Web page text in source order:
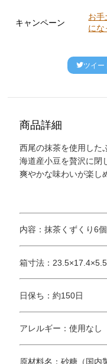
キャンペーン
お手
にな
ツイー
商品詳細
西尾の抹茶を使用した
海道産小豆を贅沢に閉
爽やかな味わいが楽し
内容：抹茶くずくり6個
箱寸法：
日保ち：約150日
アレルギー：使用なし
原材料名：砂糖（国内